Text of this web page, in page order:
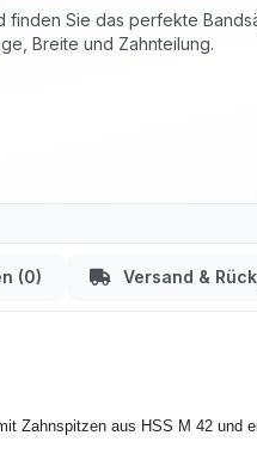
finden Sie das perfekte
Breite und Zahnteilung.
(0) Versand &
Zahnspitzen aus HSS M 42 und